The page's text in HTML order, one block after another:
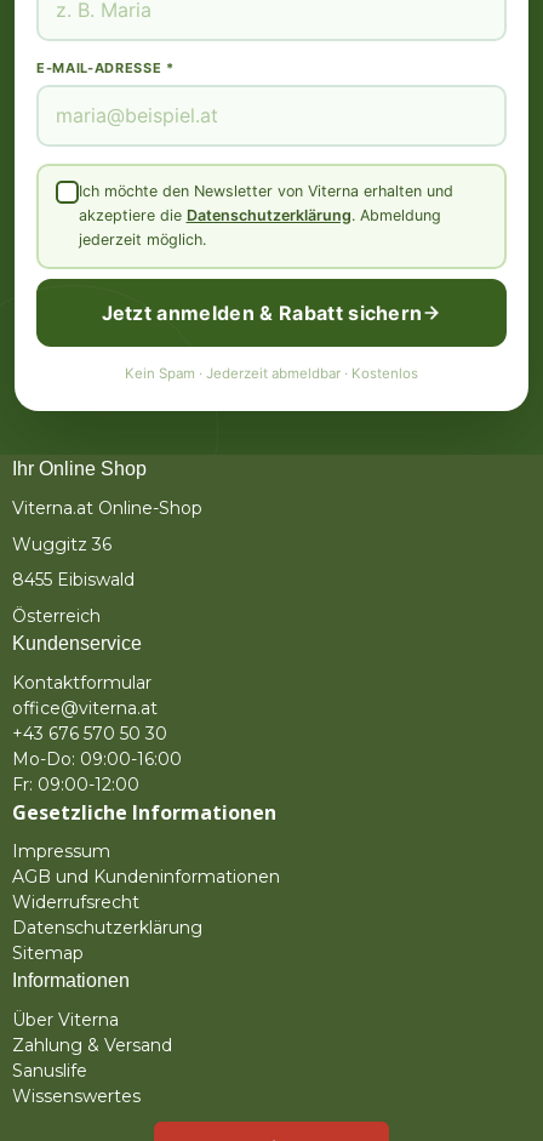
E-MAIL-ADRESSE *
Ich möchte den Newsletter von Viterna erhalten und
akzeptiere die Datenschutzerklärung. Abmeldung
jederzeit möglich.
Jetzt anmelden & Rabatt sichern
Kein Spam · Jederzeit abmeldbar · Kostenlos
Ihr Online Shop
Viterna.at Online-Shop
Wuggitz 36
8455 Eibiswald
Österreich
Kundenservice
Kontaktformular
office@viterna.at
+43 676 570 50 30
Mo-Do: 09:00-16:00
Fr: 09:00-12:00
Gesetzliche Informationen
Impressum
AGB und Kundeninformationen
Widerrufsrecht
Datenschutzerklärung
Sitemap
Informationen
Über Viterna
Zahlung & Versand
Sanuslife
Wissenswertes